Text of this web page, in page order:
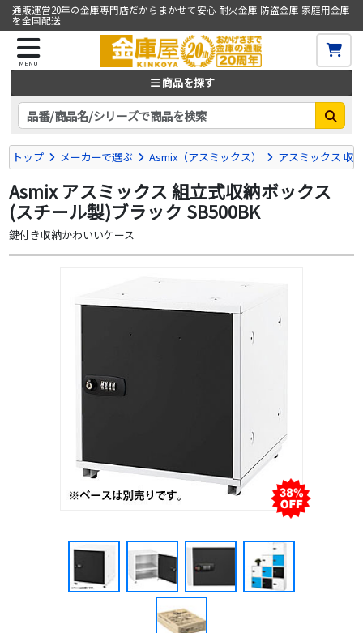
通販運営20年の金庫専門店だからまかせて安心 耐火金庫 防盗金庫 家庭用金庫
を全国配送
MENU
商品を探す
トップ メーカーで選ぶ Asmix（アスミックス） アスミックス 収
Asmix アスミックス 組立式収納ボックス
(スチール製)ブラック SB500BK
鍵付き収納かわいいケース